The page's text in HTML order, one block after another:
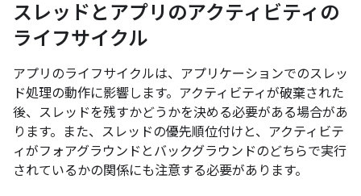
スレッドとアプリのアクティビティの
ライフサイクル
アプリのライフサイクルは、アプリケーションでのスレッ
ド処理の動作に影響します。アクティビティが破棄された
後、スレッドを残すかどうかを決める必要がある場合があ
ります。また、スレッドの優先順位付けと、アクティビテ
ィがフォアグラウンドとバックグラウンドのどちらで実行
されているかの関係にも注意する必要があります。